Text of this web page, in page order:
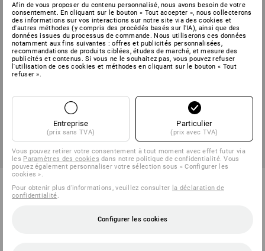
Savon gel pour les mains
Dreumex Classic
grandes surfaces
à p. de
Afin de vous proposer du contenu personnalisé, nous avons besoin de votre
consentement. En cliquant sur le bouton « Tout accepter », nous collecterons
des informations sur vos interactions sur notre site via des cookies et
d'autres méthodes (y compris des procédés basés sur l'IA), ainsi que des
données issues du processus de commande. Nous utiliserons ces données
notamment aux fins suivantes : offres et publicités personnalisées,
recommandations de produits ciblées, études de marché, et mesure des
publicités et contenus. Si vous ne le souhaitez pas, vous pouvez refuser
l'utilisation de ces cookies et méthodes en cliquant sur le bouton « Tout
refuser ».
Entreprise
(prix sans TVA)
Particulier
(prix avec TVA)
Vous pouvez retirer votre consentement à tout moment avec effet futur via
les Paramètres des cookies dans notre politique de confidentialité. Vous
pouvez également personnaliser votre sélection sous « Configurer les
cookies ».
Pour obtenir plus d'informations, veuillez consulter la déclaration de
confidentialité
Configurer les cookies